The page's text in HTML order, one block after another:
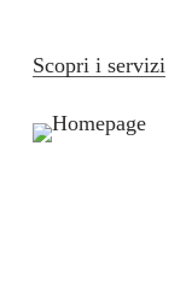
Scopri i servizi